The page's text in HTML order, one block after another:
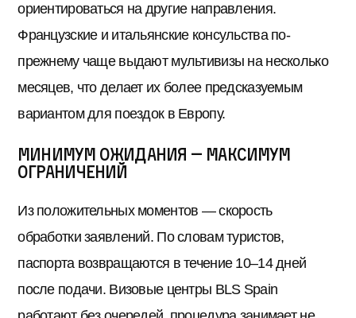
ориентироваться на другие направления.
Французские и итальянские консульства по-
прежнему чаще выдают мультивизы на несколько
месяцев, что делает их более предсказуемым
вариантом для поездок в Европу.
Минимум ожидания — максимум
ограничений
Из положительных моментов — скорость
обработки заявлений. По словам туристов,
паспорта возвращаются в течение 10–14 дней
после подачи. Визовые центры BLS Spain